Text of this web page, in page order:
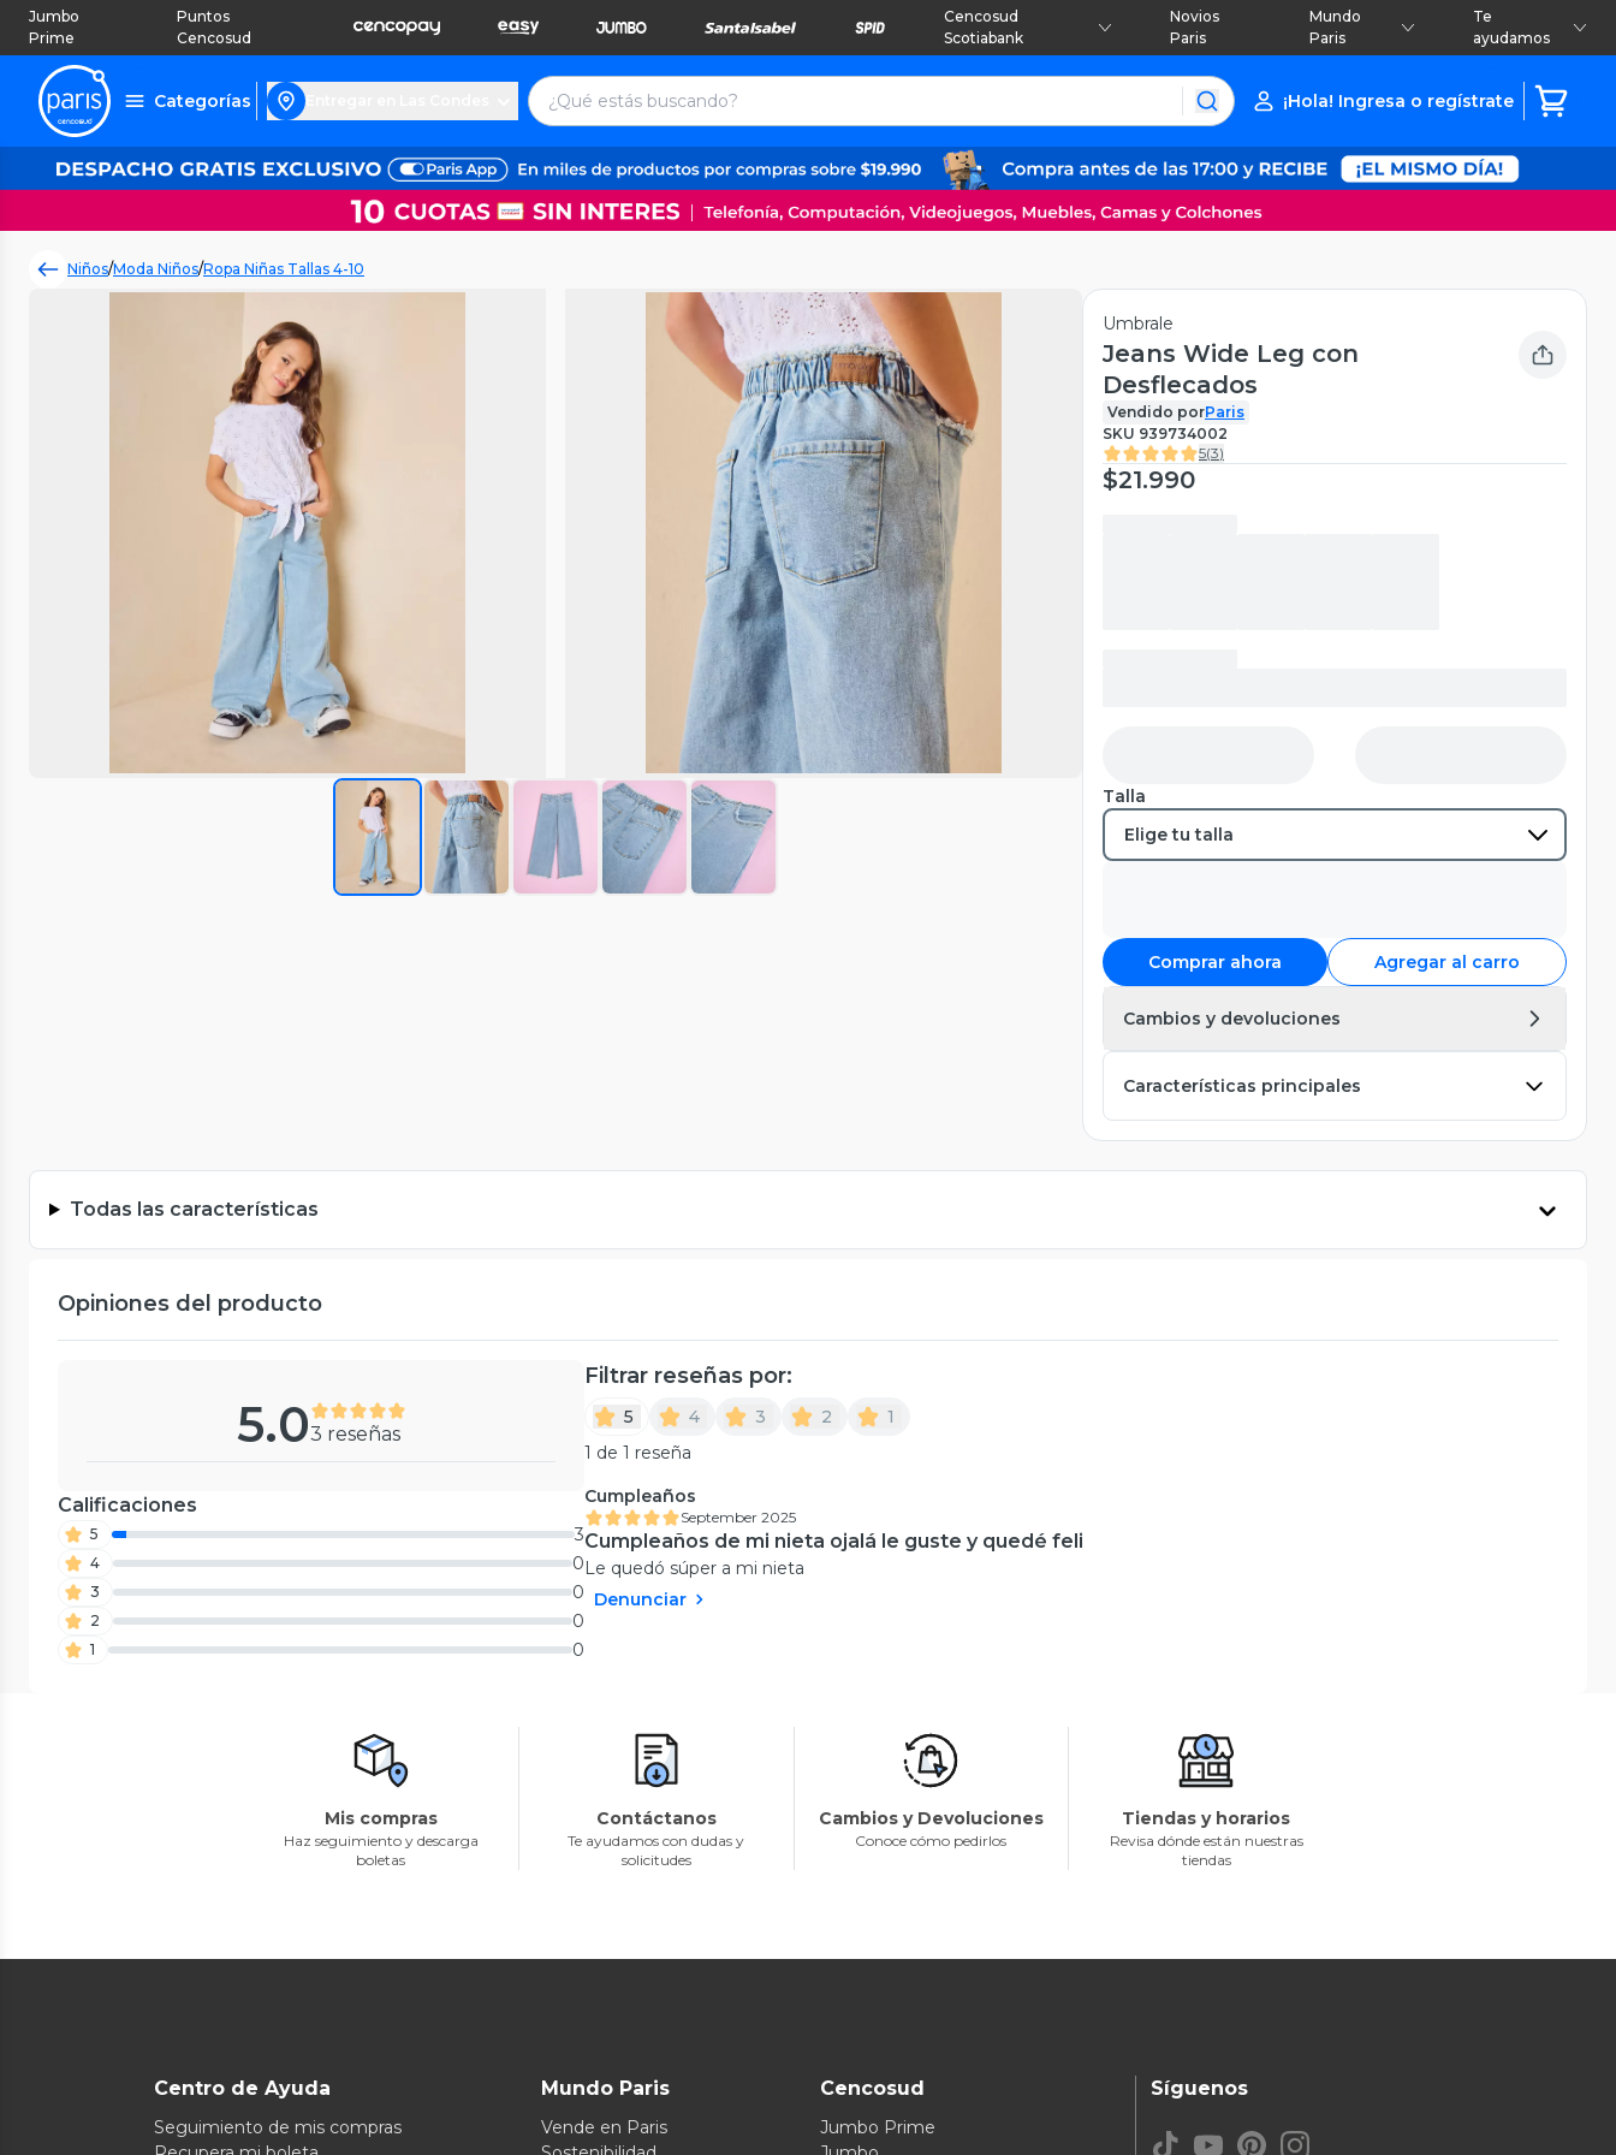
Jumbo
Prime
Puntos
Cencosud
Cencosud
Scotiabank
Novios
Paris
Mundo
Paris
Te
ayudamos
Categorías ¡Hola! Ingresa o regístrate
Niños/Moda Niños/Ropa Niñas Tallas 4-10
Umbrale
Jeans Wide Leg con
Desflecados
Vendido porParis
SKU 939734002
5(3)
$21.990
Talla
Comprar ahora Agregar al carro
Cambios y devoluciones
Características principales
Todas las características
Opiniones del producto
5.03 reseñas
Calificaciones
5 3
4 0
3 0
2 0
1 0
Filtrar reseñas por:
5 4 3 2
1
1 de 1 reseña
Cumpleaños
September 2025
Cumpleaños de mi nieta ojalá le guste y quedé feli
Le quedó súper a mi nieta
Denunciar
Mis compras
Haz seguimiento y descarga
boletas
Contáctanos
Te ayudamos con dudas y
solicitudes
Cambios y Devoluciones
Conoce cómo pedirlos
Tiendas y horarios
Revisa dónde están nuestras
tiendas
Centro de Ayuda
Seguimiento de mis compras
Mundo Paris
Vende en Paris
Cencosud
Jumbo Prime
Síguenos